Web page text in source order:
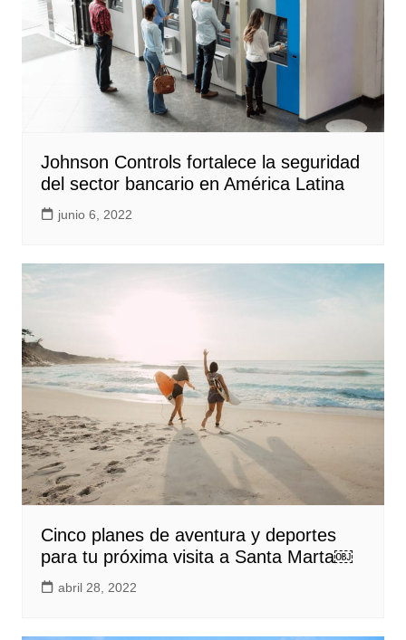
Johnson Controls fortalece la seguridad
del sector bancario en América Latina
junio 6, 2022
Cinco planes de aventura y deportes
para tu próxima visita a Santa Marta￼
abril 28, 2022